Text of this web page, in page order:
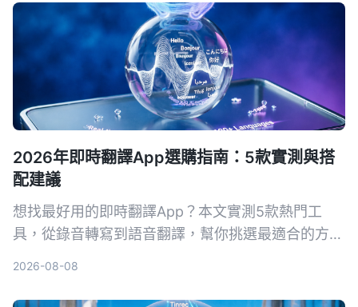
2026年即時翻譯App選購指南：5款實測與搭
配建議
想找最好用的即時翻譯App？本文實測5款熱門工
具，從錄音轉寫到語音翻譯，幫你挑選最適合的方
2026-08-08